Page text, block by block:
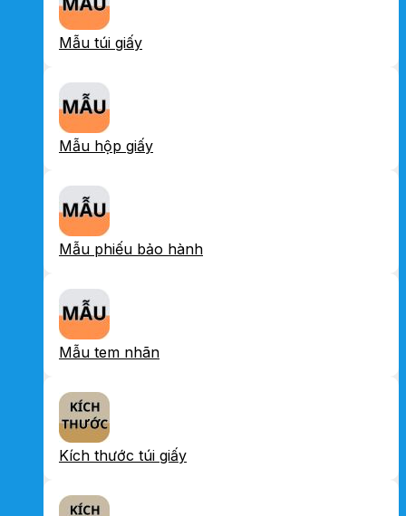
Mẫu túi giấy
Mẫu hộp giấy
Mẫu phiếu bảo hành
Mẫu tem nhãn
Kích thước túi giấy